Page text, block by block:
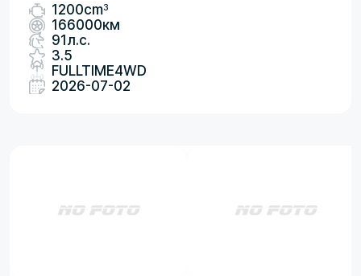
1200cm3
166000км
91л.с.
3.5
FULLTIME4WD
2026-07-02